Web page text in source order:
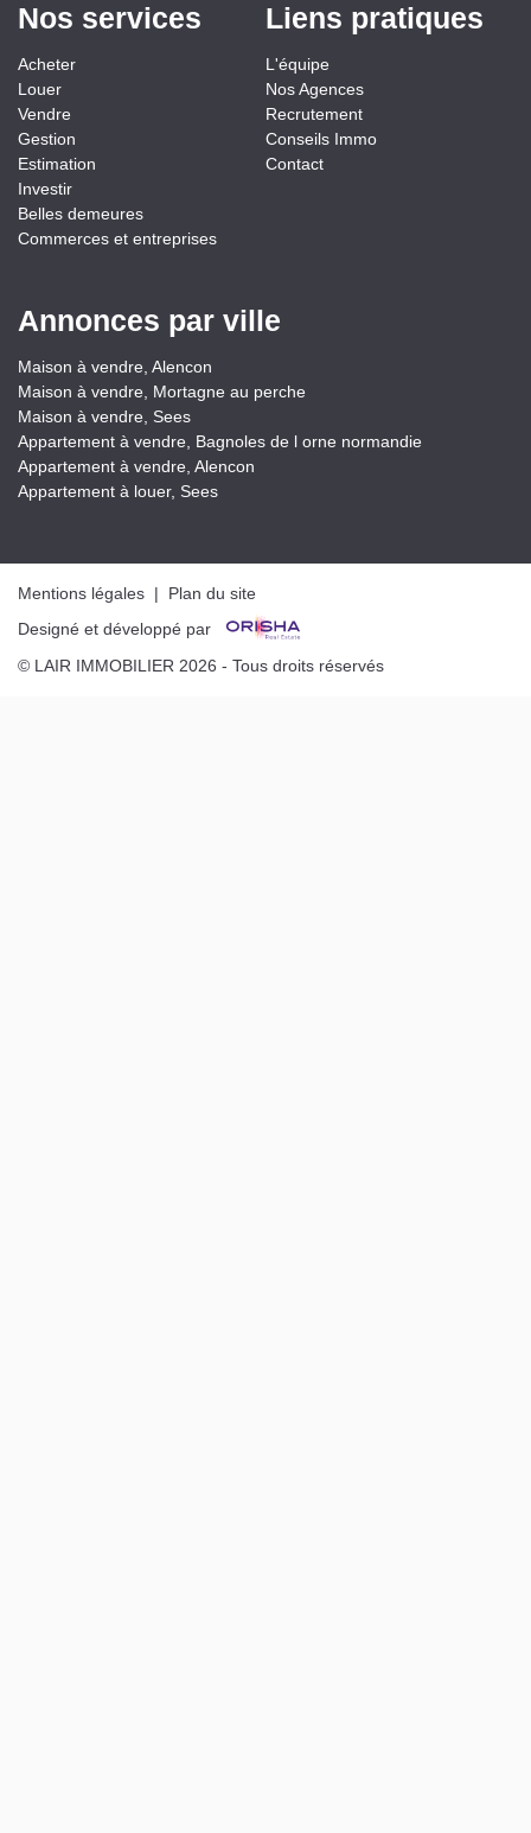
Nos services
Acheter
Louer
Vendre
Gestion
Estimation
Investir
Belles demeures
Commerces et entreprises
Liens pratiques
L'équipe
Nos Agences
Recrutement
Conseils Immo
Contact
Annonces par ville
Maison à vendre, Alencon
Maison à vendre, Mortagne au perche
Maison à vendre, Sees
Appartement à vendre, Bagnoles de l orne normandie
Appartement à vendre, Alencon
Appartement à louer, Sees
Mentions légales | Plan du site
Designé et développé par
© LAIR IMMOBILIER 2026 - Tous droits réservés